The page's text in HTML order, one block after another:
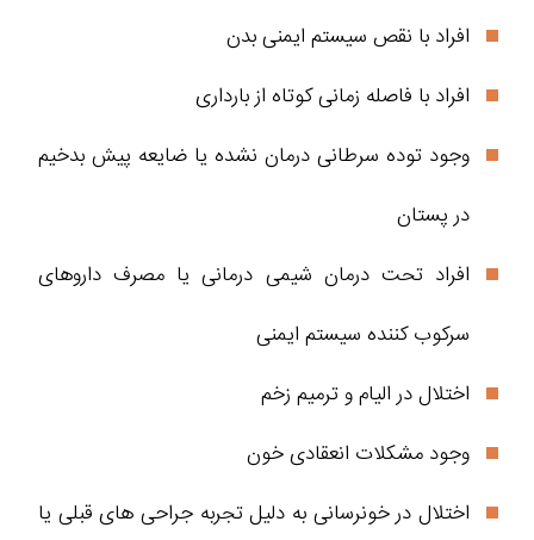
افراد با نقص سیستم ایمنی بدن
افراد با فاصله زمانی کوتاه از بارداری
وجود توده سرطانی درمان نشده یا ضایعه پیش بدخیم
در پستان
افراد تحت درمان شیمی درمانی یا مصرف داروهای
سرکوب کننده سیستم ایمنی
اختلال در الیام و ترمیم زخم
وجود مشکلات انعقادی خون
اختلال در خونرسانی به دلیل تجربه جراحی های قبلی یا